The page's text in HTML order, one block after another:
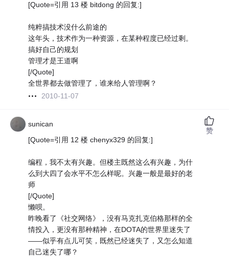
[Quote=引用 13 楼 bitdong 的回复:]
纯粹搞技术没什么前途的
这年头，技术作为一种资源，在某种程度已经过剩。
搞好自己的规划
管理才是王道啊
[/Quote]
全世界都去做管理了，谁来给人管理啊？
2010-11-07
sunican
[Quote=引用 12 楼 chenyx329 的回复:]
编程，我不太有兴趣。但楼主既然这么有兴趣，为什
么到大四了会水平不怎么样呢。兴趣一般是最好的老
师
[/Quote]
懒呗。
昨晚看了《社交网络》，没有马克扎克伯格那样的全
情投入，更没有那种精神，在DOTA的世界里迷失了
——似乎有点儿可笑，既然已经迷失了，又怎么知道
自己迷失了哪？
赞